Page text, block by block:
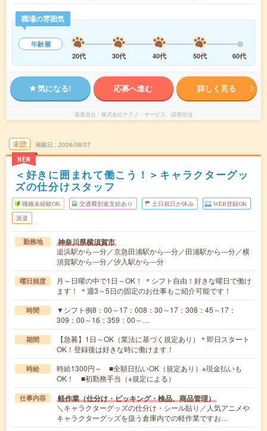
職場の雰囲気
年齢層
20代
30代 40代 50代 60代
気になる! 応募へ進む 詳しく見る
派遣会社 株式会社テクノ・サービス 採用担当
未読
NEW
掲載日 2026/08/07
＜好きに囲まれて働こう！＞キャラクターグッ
ズの仕分けスタッフ
職種未経験OK 交通費別途支給あり 土日祝日が休み WEB登録OK
派遣
勤務地 神奈川県横須賀市
追浜駅から---分／京急田浦駅から---分／田浦駅から---分／横
須賀駅から---分／汐入駅から---分
曜日頻度
月～日曜の中で1日～OK！ ＊シフト自由！好きな曜日で働け
ます！ ＊週3～5日の固定のお仕事もご紹介可能です！
時間
▼シフト例8：00～17：008：30～17：308：45～17：
309：00～16：359：00～…
期間
【急募】1日～OK（業法に基づく規定あり）＊即日スタート
OK！登録後は好きな時に働けます！
時給
時給1300円～ ■全額日払いOK（規定あり）※現金払いも
OK！ ■初勤務手当（※規定による）
仕事内容 軽作業（仕分け・ピッキング・検品、商品管理）
＼キャラクターグッズの仕分け・シール貼り／人気アニメや
キャラクターグッズを扱う倉庫内での軽作業ですお…